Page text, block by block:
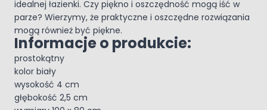
idealnej łazienki. Czy piękno i oszczędność mogą iść w
parze? Wierzymy, że praktyczne i oszczędne rozwiązania
mogą również być piękne.
Informacje o produkcie:
prostokątny
kolor biały
wysokość 4 cm
głębokość 2,5 cm